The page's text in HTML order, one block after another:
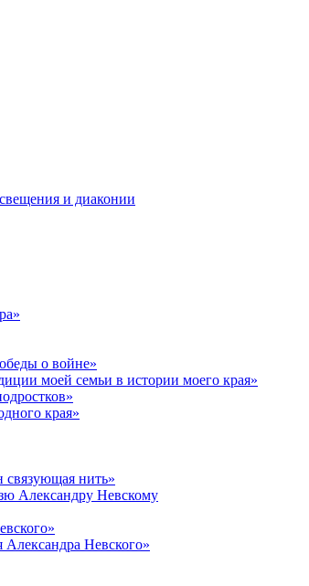
и диаконии
о войне»
моей семьи в истории моего края»
края»
связующая нить»
Александру Невскому
Александра Невского»